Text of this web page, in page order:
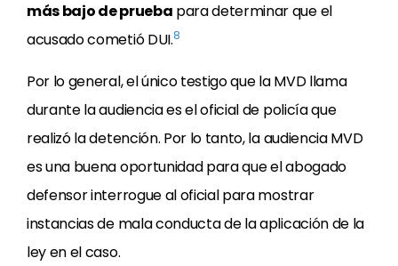
más bajo de prueba para determinar que el
acusado cometió DUI.8
Por lo general, el único testigo que la MVD llama
durante la audiencia es el oficial de policía que
realizó la detención. Por lo tanto, la audiencia MVD
es una buena oportunidad para que el abogado
defensor interrogue al oficial para mostrar
instancias de mala conducta de la aplicación de la
ley en el caso.